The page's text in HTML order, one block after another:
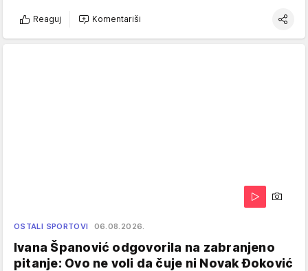
Reaguj Komentariši
OSTALI SPORTOVI 06.08.2026.
Ivana Španović odgovorila na zabranjeno
pitanje: Ovo ne voli da čuje ni Novak Đoković